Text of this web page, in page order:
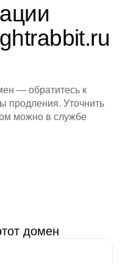
— обратитесь к
продления. Уточнить
можно в службе
домен